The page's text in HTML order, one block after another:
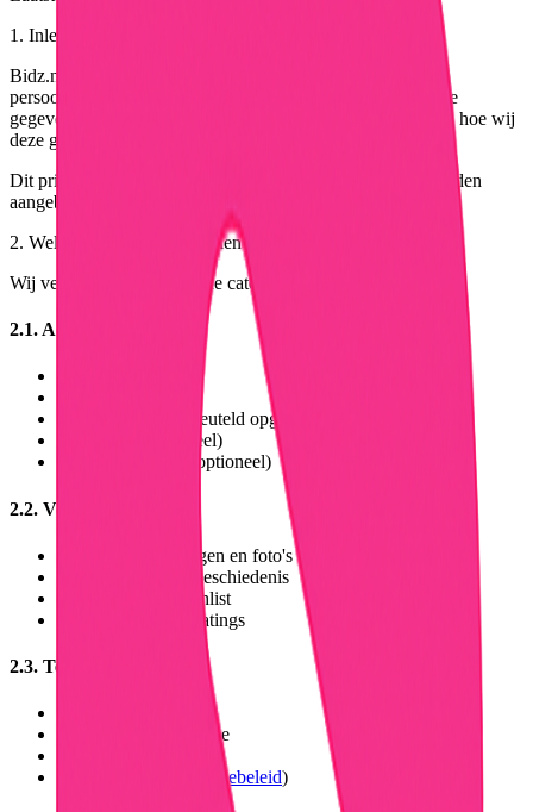
1. Inleiding
Bidz.nl hecht grote waarde aan de bescherming van uw
persoonsgegevens. In dit privacybeleid leggen wij uit welke
gegevens wij verzamelen, waarom wij deze verzamelen, en hoe wij
deze gebruiken en beschermen.
Dit privacybeleid is van toepassing op alle diensten die worden
aangeboden via Bidz.nl.
2. Welke gegevens verzamelen wij?
Wij verzamelen de volgende categorieën persoonsgegevens:
2.1. Accountgegevens
Wachtwoord (versleuteld opgeslagen)
Profielfoto (optioneel)
Telefoonnummer (optioneel)
2.2. Veilinggegevens
Productbeschrijvingen en foto's
Biedingen en biedgeschiedenis
Favorieten en watchlist
Beoordelingen en ratings
2.3. Technische gegevens
Browser type en versie
cookiebeleid)